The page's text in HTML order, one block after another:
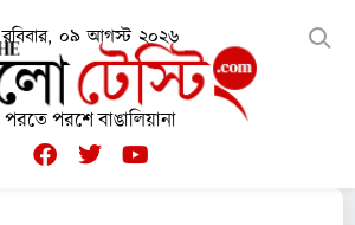
রবিবার, ০৯ আগস্ট ২০২৬
পরতে পরশে বাঙালিয়ানা